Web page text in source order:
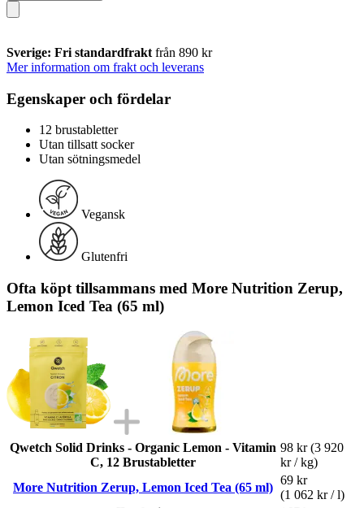
Sverige: Fri standardfrakt från 890 kr
Mer information om frakt och leverans
Egenskaper och fördelar
12 brustabletter
Utan tillsatt socker
Utan sötningsmedel
Vegansk
Glutenfri
Ofta köpt tillsammans med More Nutrition Zerup,
Lemon Iced Tea (65 ml)
Qwetch Solid Drinks - Organic Lemon - Vitamin
C, 12 Brustabletter
98 kr (3 920
kr / kg)
More Nutrition Zerup, Lemon Iced Tea (65 ml)
69 kr
(1 062 kr / l)